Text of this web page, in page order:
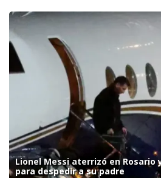
Lionel Messi aterrizó en
para despedir a su padre